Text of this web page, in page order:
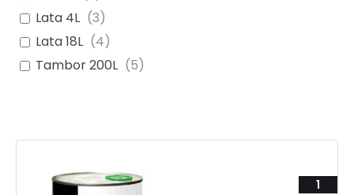
Lata 4L (3)
Lata 18L (4)
Tambor 200L (5)
1